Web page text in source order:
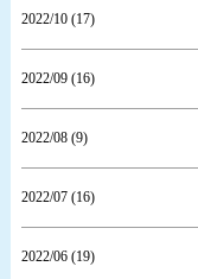
2022/10 (17)
2022/09 (16)
2022/08 (9)
2022/07 (16)
2022/06 (19)